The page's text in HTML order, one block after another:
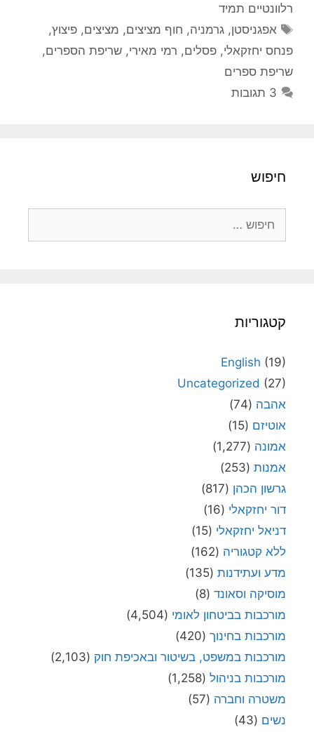
רלוונטיים תמיד
תגיות
אפגניסטן,גרמניה, חוף מציצים, מציצים,פיצוץ,
פנחס יחזקאלי, פסלים, רמי מאירי, שריפת הספרים,
שריפת ספרים
3 תגובות
חיפוש
קטגוריות
English (19)
Uncategorized (27)
אהבה (74)
אוטיזם (15)
אמונה (1,277)
אמנות (253)
גרשון הכהן (817)
דור יחזקאלי (16)
דניאל יחזקאלי (15)
ללא קטגוריה (162)
מדע ועתידנות (135)
מוסיקה וסאונד (8)
מורכבות בביטחון לאומי (4,504)
מורכבות בחינוך (420)
מורכבות במשפט, בשיטור ובאכיפת חוק (2,103)
מורכבות בניהול (1,258)
משטרה וחברה (57)
נשים (43)